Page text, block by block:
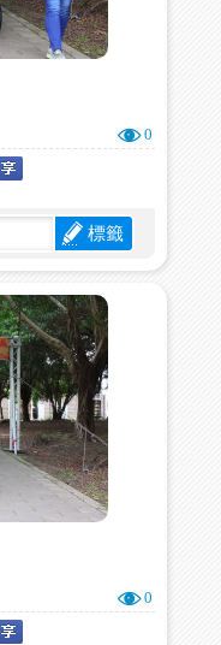
0
標籤
0